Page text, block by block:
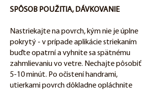
SPÔSOB POUŽITIA, DÁVKOVANIE
Nastriekajte na povrch, kým nie je úplne
pokrytý - v prípade aplikácie striekaním
buďte opatrní a vyhnite sa spätnému
zahmlievaniu vo vetre. Nechajte pôsobiť
5-10 minút. Po očistení handrami,
utierkami povrch dôkladne opláchnite